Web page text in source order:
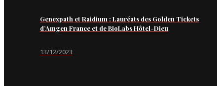
Genexpath et Raidium : Lauréats des Golden Tickets
d’Amgen France et de BioLabs Hôtel-Dieu
13/12/2023